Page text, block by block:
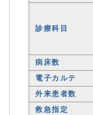
診療科目
病床数
電子カルテ
外来患者数
救急指定